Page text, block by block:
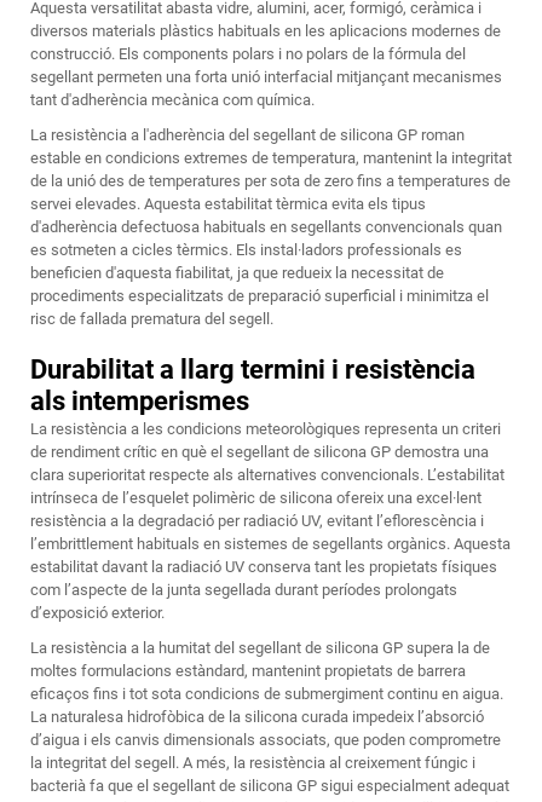
Aquesta versatilitat abasta vidre, alumini, acer, formigó, ceràmica i
diversos materials plàstics habituals en les aplicacions modernes de
construcció. Els components polars i no polars de la fórmula del
segellant permeten una forta unió interfacial mitjançant mecanismes
tant d'adherència mecànica com química.
La resistència a l'adherència del segellant de silicona GP roman
estable en condicions extremes de temperatura, mantenint la integritat
de la unió des de temperatures per sota de zero fins a temperatures de
servei elevades. Aquesta estabilitat tèrmica evita els tipus
d'adherència defectuosa habituals en segellants convencionals quan
es sotmeten a cicles tèrmics. Els instal·ladors professionals es
beneficien d'aquesta fiabilitat, ja que redueix la necessitat de
procediments especialitzats de preparació superficial i minimitza el
risc de fallada prematura del segell.
Durabilitat a llarg termini i resistència
als intemperismes
La resistència a les condicions meteorològiques representa un criteri
de rendiment crític en què el segellant de silicona GP demostra una
clara superioritat respecte als alternatives convencionals. L’estabilitat
intrínseca de l’esquelet polimèric de silicona ofereix una excel·lent
resistència a la degradació per radiació UV, evitant l’eflorescència i
l’embrittlement habituals en sistemes de segellants orgànics. Aquesta
estabilitat davant la radiació UV conserva tant les propietats físiques
com l’aspecte de la junta segellada durant períodes prolongats
d’exposició exterior.
La resistència a la humitat del segellant de silicona GP supera la de
moltes formulacions estàndard, mantenint propietats de barrera
eficaços fins i tot sota condicions de submergiment continu en aigua.
La naturalesa hidrofòbica de la silicona curada impedeix l’absorció
d’aigua i els canvis dimensionals associats, que poden comprometre
la integritat del segell. A més, la resistència al creixement fúngic i
bacterià fa que el segellant de silicona GP sigui especialment adequat